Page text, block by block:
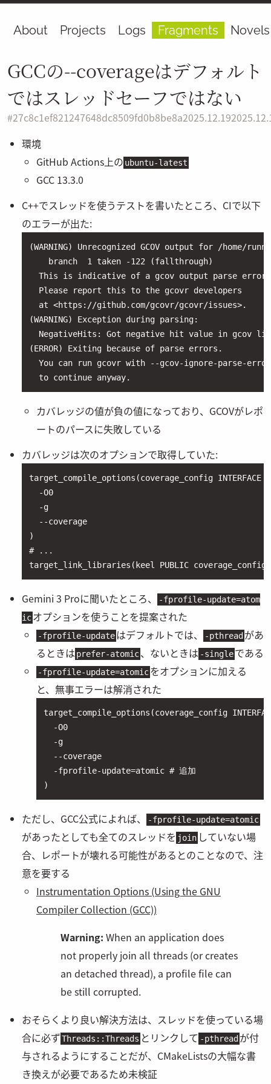
About Projects Logs Fragments Novels
GCCの--coverageはデフォルト
ではスレッドセーフではない
#27c8c1ef821247648dc8509fd0b8be8a2025.12.19
環境
GitHub Actions上の ubuntu-latest
GCC 13.3.0
C++でスレッドを使うテストを書いたところ、CIで以下
のエラーが出た:
(WARNING) Unrecognized GCOV output for /
    branch  1 taken -122 (fallthrough)
  This is indicative of a gcov output parse error.
  Please report this to the gcovr developers
  at <https://github.com/gcovr/gcovr/issues>.
(WARNING) Exception during parsing:
NegativeHits: Got negative hit value in gcov
(ERROR) Exiting because of parse errors.
You can run gcovr with --gcov-ignore-parse-
  to continue anyway.
カバレッジの値が負の値になっており、GCOVがレポ
ートのパースに失敗している
カバレッジは次のオプションで取得していた:
target_compile_options(coverage_config INTERFACE
  -O0
  -g
  --coverage
)
# ...
target_link_libraries(keel PUBLIC coverage_config)
Gemini 3 Proに聞いたところ、
-fprofile-update=atom
icオプションを使うことを提案された
-fprofile-updateはデフォルトでは、 -pthread があ
るときは prefer-atomic、ないときは -singleである
-fprofile-update=atomicをオプションに加える
と、無事エラーは解消された
target_compile_options(coverage_config
  -O0
  -g
  --coverage
  -fprofile-update=atomic # 追加
)
ただし、GCC公式によれば、 -fprofile-update=atomic
があったとしても全てのスレッドを join していない場
合、レポートが壊れる可能性があるとのことなので、注
意を要する
Instrumentation Options (Using the GNU
Compiler Collection (GCC))
Warning: When an application does
not properly join all threads (or creates
an detached thread), a profile file can
be still corrupted.
おそらくより良い解決方法は、スレッドを使っている場
合に必ずThreads::Threads とリンクして -pthread が付
与されるようにすることだが、CMakeListsの大幅な書
き換えが必要であるため未検証